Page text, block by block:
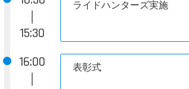
15:30
ライドハンターズ実施
16:00
表彰式